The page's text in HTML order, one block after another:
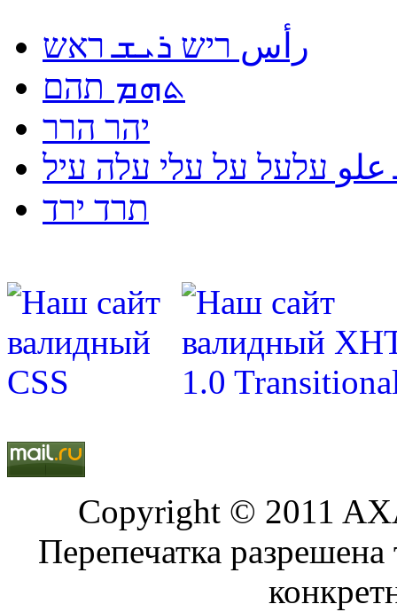
رأس ריש ܪܝܫ ראש
ܬܗܡ תהם
יהר הרר
עלעל על עלי עלה עיל
תרד ירד
Copyright © 2011
Перепечатка